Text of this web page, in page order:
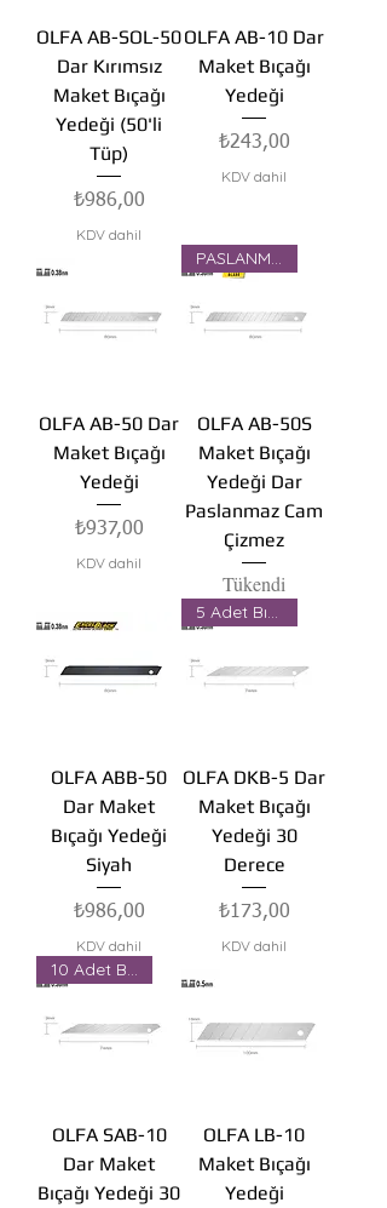
OLFA AB-SOL-50
Dar Kırımsız
Maket Bıçağı
Yedeği (50'li
Tüp)
Fiyat
₺986,00
KDV dahil
OLFA AB-10 Dar
Maket Bıçağı
Yedeği
Fiyat
₺243,00
KDV dahil
OLFA AB-50 Dar
Maket Bıçağı
Yedeği
Fiyat
₺937,00
KDV dahil
PASLANMAZ
OLFA AB-50S
Maket Bıçağı
Yedeği Dar
Paslanmaz Cam
Çizmez
Tükendi
OLFA ABB-50
Dar Maket
Bıçağı Yedeği
Siyah
Fiyat
₺986,00
KDV dahil
5 Adet Bıçak
OLFA DKB-5 Dar
Maket Bıçağı
Yedeği 30
Derece
Fiyat
₺173,00
KDV dahil
10 Adet Bıçak
OLFA SAB-10
Dar Maket
Bıçağı Yedeği 30
OLFA LB-10
Maket Bıçağı
Yedeği